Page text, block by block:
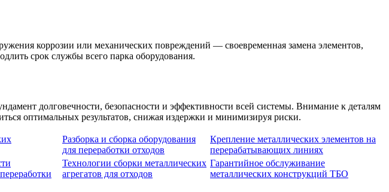
коррозии или механических повреждений — своевременная замена элементов,
срок службы всего парка оборудования.
долговечности, безопасности и эффективности всей системы. Внимание к деталям
оптимальных результатов, снижая издержки и минимизируя риски.
Разборка и сборка оборудования
для переработки отходов
Крепление металлических элементов на
перерабатывающих линиях
Технологии сборки металлических
агрегатов для отходов
Гарантийное обслуживание
металлических конструкций ТБО